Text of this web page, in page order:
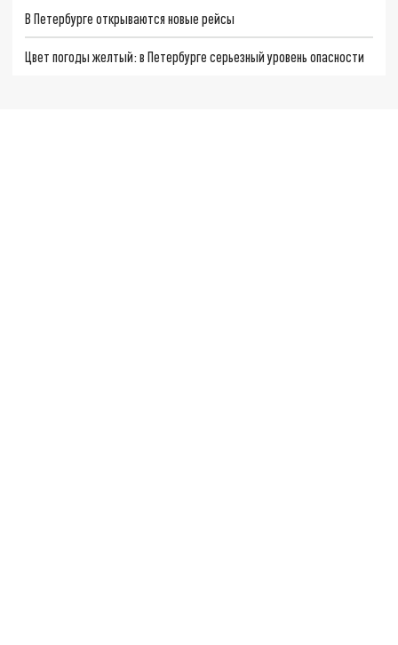
В Петербурге открываются новые рейсы
Цвет погоды желтый: в Петербурге серьезный уровень опасности